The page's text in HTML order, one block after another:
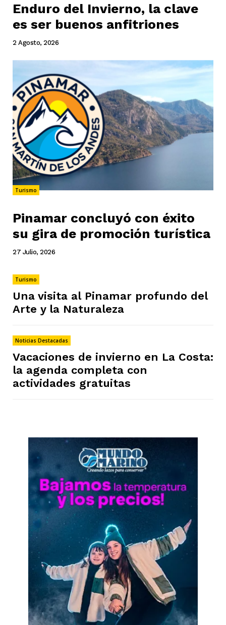
Enduro del Invierno, la clave
es ser buenos anfitriones
2 Agosto, 2026
Turismo
Pinamar concluyó con éxito
su gira de promoción turística
27 Julio, 2026
Turismo
Una visita al Pinamar profundo del
Arte y la Naturaleza
Noticias Destacadas
Vacaciones de invierno en La Costa:
la agenda completa con
actividades gratuitas